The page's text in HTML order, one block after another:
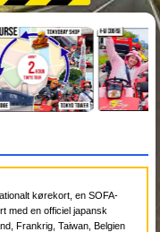
kørekort, en SOFA-
med en officiel japansk
Frankrig, Taiwan, Belgien